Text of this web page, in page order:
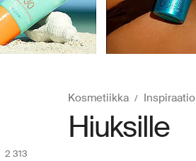
2 313
Kosmetiikka Inspiraatio
Hiuksille